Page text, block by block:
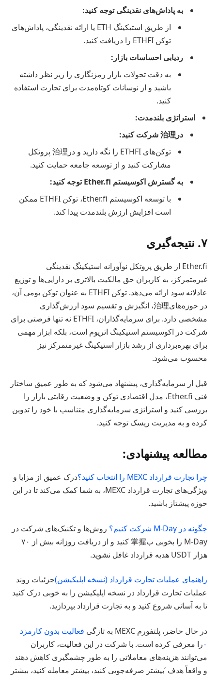
به پاداش‌های نقدینگی توجه کنید:
از طریق استیکینگ ETH یا ارائه نقدینگی، پاداش‌های
توکن ETHFI را دریافت کنید.
ردیابی احساسات بازار:
به دقت تحولات بازار رمزنگاری را زیر نظر داشته
باشید و از نوسانات کوتاه‌مدت برای تجارت استفاده
کنید.
استراتژی بلندمدت:
در治理 شرکت کنید:
توکن‌های ETHFI را نگه دارید و در治理 پروتکل
مشارکت کنید و از توسعه جامعه حمایت کنید.
به گسترش اکوسیستم Ether.fi توجه کنید:
با توسعه اکوسیستم Ether.fi، توکن ETHFI ممکن
است افزایش ارزش بلندمدت پیدا کند.
۷. نتیجه‌گیری
Ether.fi از طریق پروتکل نوآورانه استیکینگ نقدینگی
غیرمتمرکز، به کاربران حق مالکیت بالاتری بر دارایی‌ها و توزیع
عادلانه سود ارائه می‌دهد. توکن ETHFI به عنوان توکن بومی آن،
در حوزه‌های治理، انگیزش و تقسیم سود ارزش‌گذاری
مشخصی دارد. برای سرمایه‌گذاران، ETHFI نه تنها فرصتی برای
شرکت در اکوسیستم استیکینگ اتریوم است، بلکه ابزار مهمی
برای بهره‌برداری از رشد بازار استیکینگ غیرمتمرکز نیز
محسوب می‌شود.
قبل از سرمایه‌گذاری، پیشنهاد می‌شود که به طور عمیق ساختار
فنی Ether.fi، مدل اقتصادی توکن و وضعیت رقابتی بازار را
بررسی کنید و استراتژی سرمایه‌گذاری متناسب با خود را تدوین
کرده و به مدیریت ریسک توجه کنید.
مطالعه پیشنهادی:
چرا تجارت قرارداد MEXC را انتخاب کنید؟
درک عمیق از مزایا و
ویژگی‌های تجارت قرارداد MEXC، به شما کمک می‌کند تا در این
حوزه پیشتاز باشید.
چگونه در M-Day شرکت کنیم؟
روش‌ها و تکنیک‌های شرکت در
M-Day را بخوبی ب掌握 کنید و از دریافت روزانه بیش از ۷۰
هزار USDT هدیه قرارداد غافل نشوید.
راهنمای عملیات تجارت قرارداد (نسخه اپلیکیشن)جزئیات روند
عملیات تجارت قرارداد در نسخه اپلیکیشن را به خوبی درک کنید
تا به آسانی شروع کنید و به تجارت قرارداد بپردازید.
در حال حاضر، پلتفورم MEXC به تازگی
فعالیت بدون کارمزد
۰را معرفی کرده است. با شرکت در این فعالیت، کاربران
می‌توانند هزینه‌های معاملاتی را به طور چشمگیری کاهش دهند
و واقعاً هدف ‘بیشتر صرفه‌جویی کنید، بیشتر معامله کنید، بیشتر